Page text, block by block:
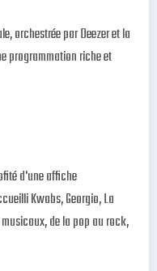
orchestrée par Deezer et la
programmation riche et
d'une affiche
Kwabs, Georgio, La
de la pop au rock,